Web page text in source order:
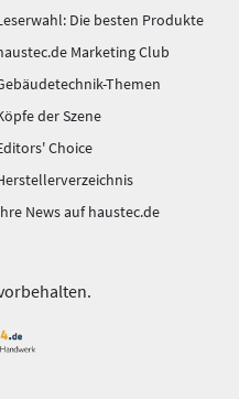
Die besten Produkte
Marketing Club
Themen
der Szene
Choice
News auf haustec.de